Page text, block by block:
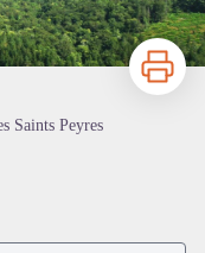
Imprimer
Saints Peyres